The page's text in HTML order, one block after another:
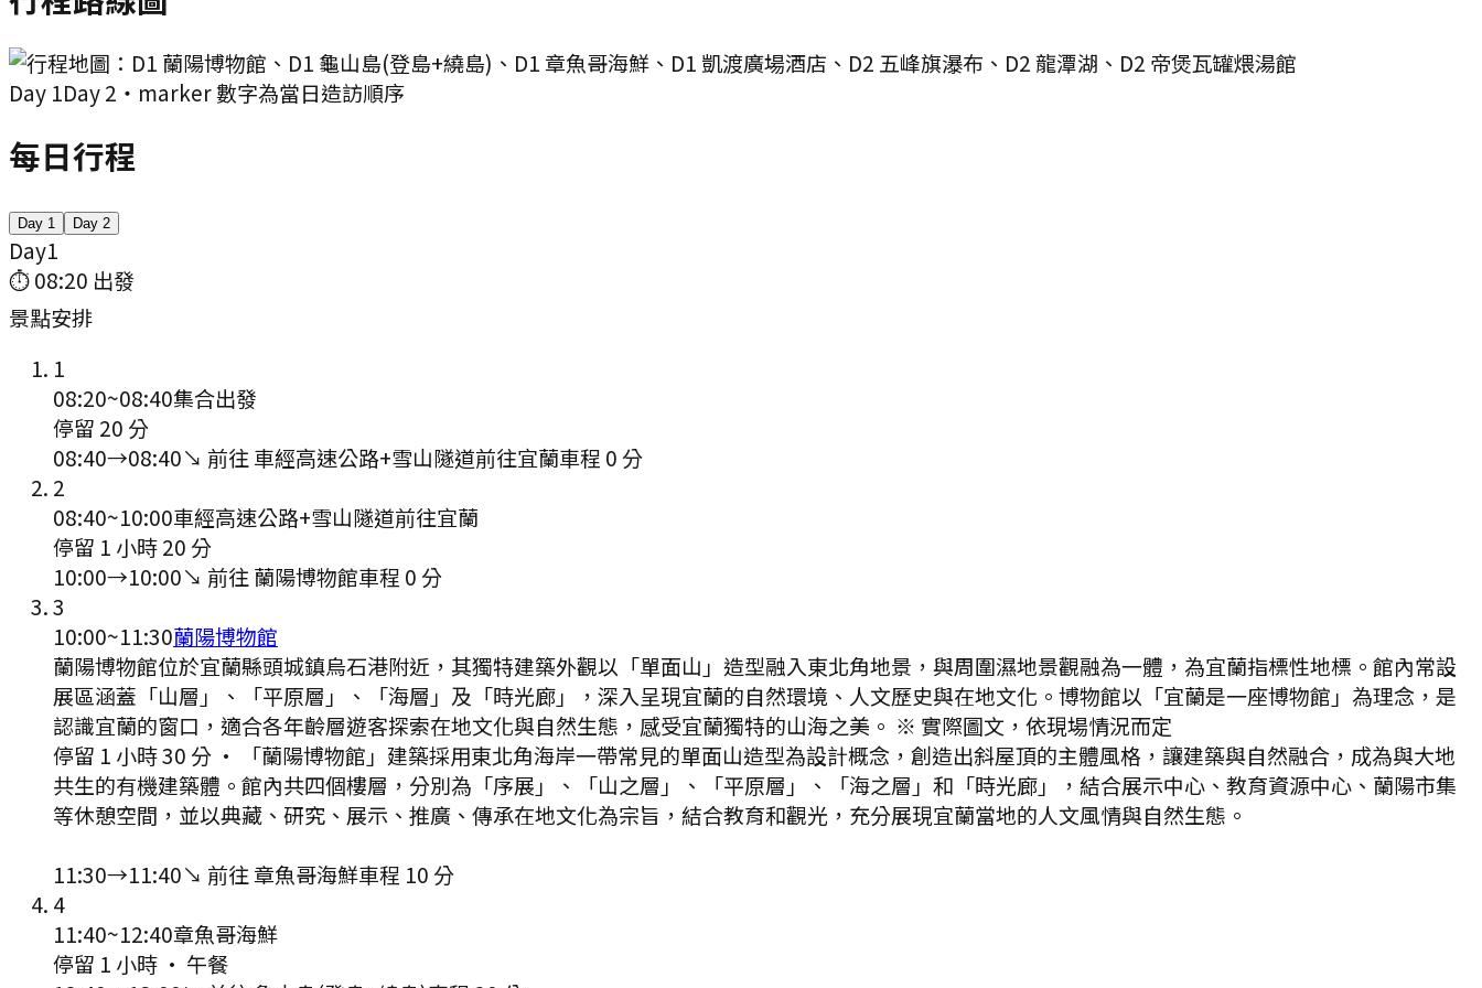
Day 1Day2 ・marker 數字為當日造訪順序
每日行程
Day 1 Day 2
Day1
⏱08:20 出發
景點安排
1
08:20~08:40集合出發
停留 20 分
08:40→08:40↘ 前往 車經高速公路+雪山隧道前往宜蘭車程 0 分
2
08:40~10:00車經高速公路+雪山隧道前往宜蘭
停留 1 小時 20 分
10:00→10:00↘ 前往 蘭陽博物館車程 0 分
3
10:00~11:30蘭陽博物館
蘭陽博物館位於宜蘭縣頭城鎮烏石港附近，其獨特建築外觀以「單面山」造型融入東北角地景，與周圍濕地景觀融為一體，為宜蘭指標性地標。館內常設
展區涵蓋「山層」、「平原層」、「海層」及「時光廊」，深入呈現宜蘭的自然環境、人文歷史與在地文化。博物館以「宜蘭是一座博物館」為理念，是
認識宜蘭的窗口，適合各年齡層遊客探索在地文化與自然生態，感受宜蘭獨特的山海之美。 ※ 實際圖文，依現場情況而定
停留 1 小時 30 分 ·
「蘭陽博物館」建築採用東北角海岸一帶常見的單面山造型為設計概念，創造出斜屋頂的主體風格，讓建築與自然融合，成為與大地
共生的有機建築體。館內共四個樓層，分別為「序展」、「山之層」、「平原層」、「海之層」和「時光廊」，結合展示中心、教育資源中心、蘭陽市集
等休憩空間，並以典藏、研究、展示、推廣、傳承在地文化為宗旨，結合教育和觀光，充分展現宜蘭當地的人文風情與自然生態。
11:30→11:40↘ 前往章魚哥海鮮車程 10 分
4
11:40~12:40章魚哥海鮮
停留 1 小時 · 午餐